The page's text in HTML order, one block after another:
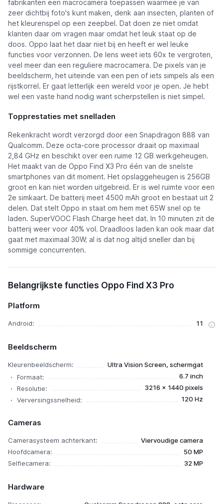
fabrikanten een macrocamera toepassen waarmee je van
zeer dichtbij foto's kunt maken, denk aan insecten, planten of
het kleurenspel op een zeepbel. Dat doen ze niet omdat
klanten daar om vragen maar omdat het leuk staat op de
doos. Oppo laat het daar niet bij en heeft er wel leuke
functies voor verzonnen. De lens weet iets 60x te vergroten,
veel meer dan een reguliere macrocamera. De pixels van je
beeldscherm, het uiteinde van een pen of iets simpels als een
rijstkorrel. Er gaat letterlijk een wereld voor je open. Je hebt
wel een vaste hand nodig want scherpstellen is niet simpel.
Topprestaties met snelladen
Rekenkracht wordt verzorgd door een Snapdragon 888 van
Qualcomm. Deze octa-core processor draait op maximaal
2,84 GHz en beschikt over een ruime 12 GB werkgeheugen.
Het maakt van de Oppo Find X3 Pro één van de snelste
smartphones van dit moment. Het opslaggeheugen is 256GB
groot en kan niet worden uitgebreid. Er is wel ruimte voor een
2e simkaart. De batterij meet 4500 mAh groot en bestaat uit 2
delen. Dat stelt Oppo in staat om hem met 65W snel op te
laden. SuperVOOC Flash Charge heet dat. In 10 minuten zit de
batterij weer voor 40% vol. Draadloos laden kan ook maar dat
gaat met maximaal 30W; al is dat nog altijd sneller dan bij
sommige concurrenten.
Belangrijkste functies Oppo Find X3 Pro
Platform
Android: 11
Beeldscherm
Kleurenbeeldscherm:
Ultra Vision Screen, schermgat
Formaat:
6.7 inch
Resolutie:
3216 x 1440 pixels
Verversingssnelheid:
120 Hz
Cameras
Camerasysteem achterkant:
Viervoudige camera
Hoofdcamera:
50 MP
Selfiecamera:
32 MP
Hardware